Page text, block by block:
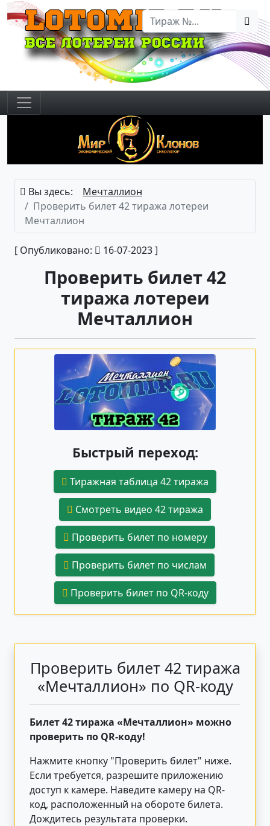
Вы здесь:
Мечталлион
Проверить билет 42 тиража лотереи
Мечталлион
[ Опубликовано: 16-07-2023 ]
Проверить билет 42
тиража лотереи
Мечталлион
Быстрый переход:
Тиражная таблица 42 тиража
Смотреть видео 42 тиража
Проверить билет по номеру
Проверить билет по числам
Проверить билет по QR-коду
Проверить билет 42 тиража
«Мечталлион» по QR-коду
Билет 42 тиража «Мечталлион» можно
проверить по QR-коду!
Нажмите кнопку "Проверить билет" ниже.
Если требуется, разрешите приложению
доступ к камере. Наведите камеру на QR-
код, расположенный на обороте билета.
Дождитесь результата проверки.